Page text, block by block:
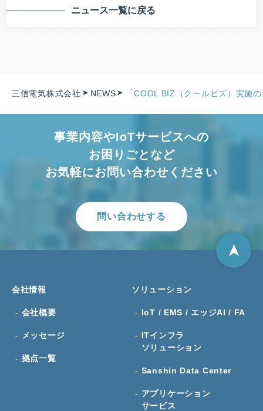
ニュース一覧に戻る
三信電気株式会社 NEWS 「COOL BIZ（クールビズ）実施
事業内容やIoTサービスへの
お困りごとなど
お気軽にお問い合わせください
問い合わせする
会社情報
会社概要
メッセージ
拠点一覧
ソリューション
IoT / EMS / エッジAI / FA
ITインフラ
ソリューション
Sanshin Data Center
アプリケーション
サービス